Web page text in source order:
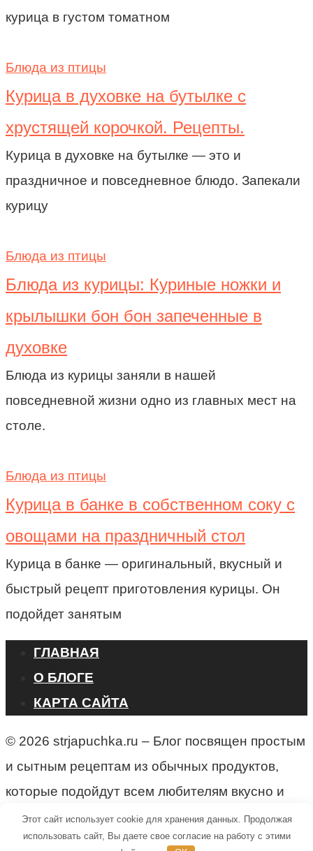
курица в густом томатном
Блюда из птицы
Курица в духовке на бутылке с
хрустящей корочкой. Рецепты.
Курица в духовке на бутылке — это и
праздничное и повседневное блюдо. Запекали
курицу
Блюда из птицы
Блюда из курицы: Куриные ножки и
крылышки бон бон запеченные в
духовке
Блюда из курицы заняли в нашей
повседневной жизни одно из главных мест на
столе.
Блюда из птицы
Курица в банке в собственном соку с
овощами на праздничный стол
Курица в банке — оригинальный, вкусный и
быстрый рецепт приготовления курицы. Он
подойдет занятым
ГЛАВНАЯ
О БЛОГЕ
КАРТА САЙТА
© 2026 strjapuchka.ru – Блог посвящен простым
и сытным рецептам из обычных продуктов,
которые подойдут всем любителям вкусно и
быстро готовить.
Этот сайт использует cookie для хранения данных. Продолжая
использовать сайт, Вы даете свое согласие на работу с этими